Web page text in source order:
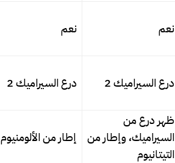
نعم نعم
درع السيراميك 2 درع السيراميك 2
ظهر درع من
السيراميك، وإطار من
التيتانيوم
إطار من الألومنيوم